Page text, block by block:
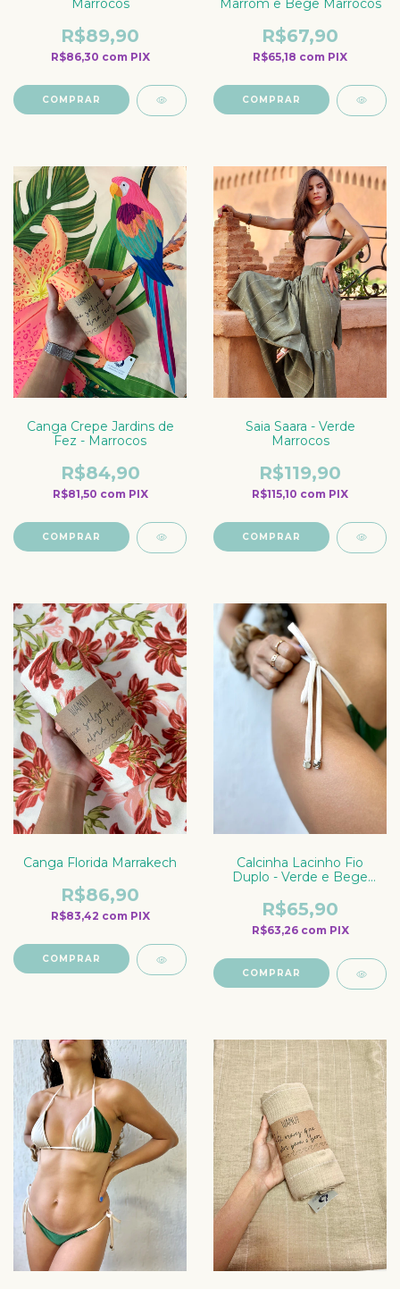
Marrocos
R$89,90
R$86,30 com PIX
COMPRAR
Marrom e Bege Marrocos
R$67,90
R$65,18 com PIX
COMPRAR
Canga Crepe Jardins de
Fez - Marrocos
R$84,90
R$81,50 com PIX
Saia Saara - Verde
Marrocos
R$119,90
R$115,10 com PIX
COMPRAR
Canga Florida Marrakech
R$86,90
R$83,42 com PIX
COMPRAR
Calcinha Lacinho Fio
Duplo - Verde e Bege
R$65,90
R$63,26 com PIX
COMPRAR